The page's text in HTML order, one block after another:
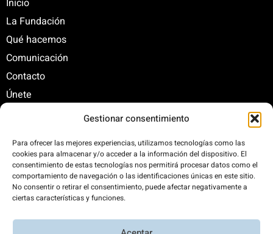
Gestionar consentimiento
Para ofrecer las mejores experiencias, utilizamos tecnologías como las
cookies para almacenar y/o acceder a la información del dispositivo. El
consentimiento de estas tecnologías nos permitirá procesar datos como el
comportamiento de navegación o las identificaciones únicas en este sitio.
No consentir o retirar el consentimiento, puede afectar negativamente a
ciertas características y funciones.
Inicio
La Fundación
Qué hacemos
Comunicación
Contacto
Únete
C/ Santa Engracia, 108. 5º Interior. Izda. 28003
+34 625 47 42 11
fundacion@fundacionrenovables.org
comunicacion@fundacionrenovables.org